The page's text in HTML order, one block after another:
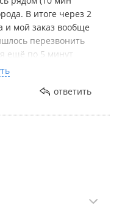
В итоге через 2
и мой заказ вообще
перезвонить
ещё по 5 минут
спросили буду ли я
понимаю сколько
времени не
сижу голодная на
обеда.
ответить